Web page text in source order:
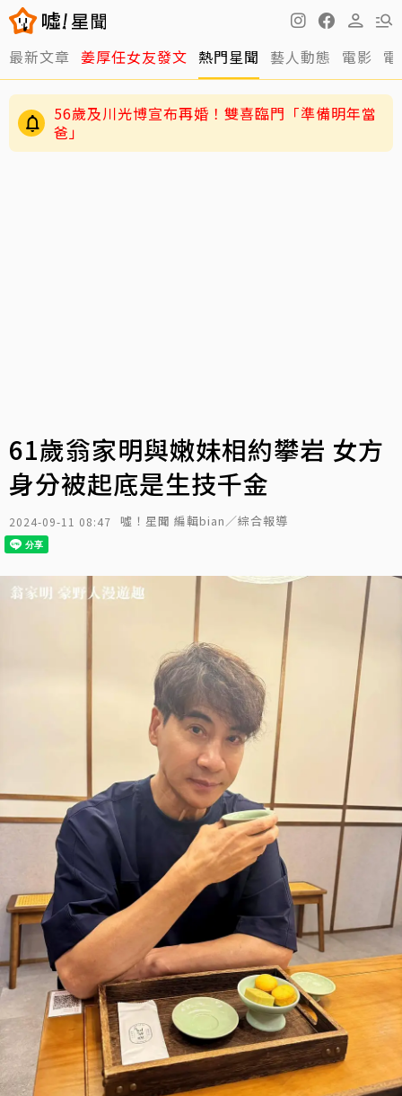
最新文章 姜厚任女友發文 熱門星聞 藝人動態 電影
56歲及川光博宣布再婚！雙喜臨門「準備明年當
爸」
61歲翁家明與嫩妹相約攀岩 女方
身分被起底是生技千金
2024-09-11 08:47 噓！星聞 編輯bian／綜合報導